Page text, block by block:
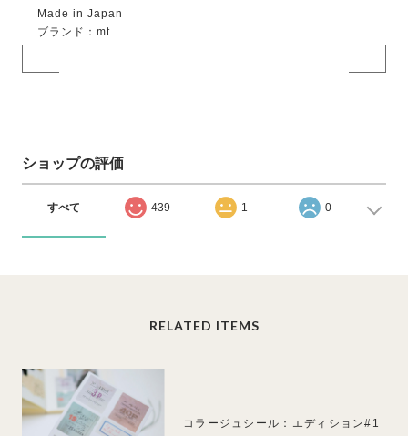
Made in Japan
ブランド：mt
ショップの評価
すべて 439 1 0
RELATED ITEMS
コラージュシール：エディション#1